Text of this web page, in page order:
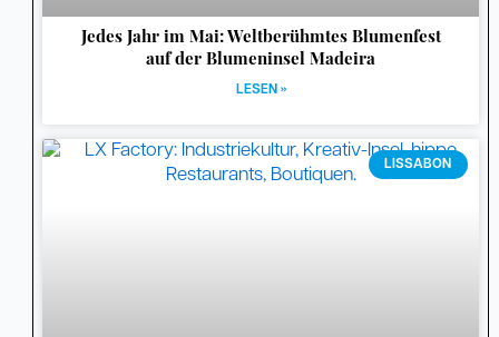
Jedes Jahr im Mai: Weltberühmtes Blumenfest
auf der Blumeninsel Madeira
LESEN »
LISSABON